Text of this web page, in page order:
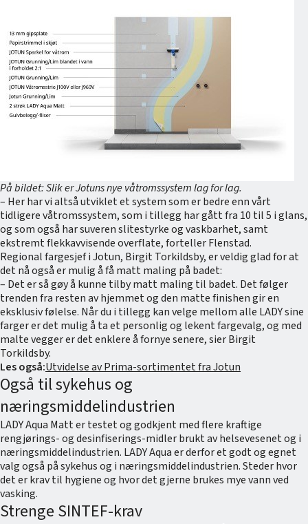
På bildet: Slik er Jotuns nye våtromssystem lag for lag.
– Her har vi altså utviklet et system som er bedre enn vårt
tidligere våtromssystem, som i tillegg har gått fra 10 til 5 i glans,
og som også har suveren slitestyrke og vaskbarhet, samt
ekstremt flekkavvisende overflate, forteller Flenstad.
Regional fargesjef i Jotun, Birgit Torkildsby, er veldig glad for at
det nå også er mulig å få matt maling på badet:
– Det er så gøy å kunne tilby matt maling til badet. Det følger
trenden fra resten av hjemmet og den matte finishen gir en
eksklusiv følelse. Når du i tillegg kan velge mellom alle LADY sine
farger er det mulig å ta et personlig og lekent fargevalg, og med
malte vegger er det enklere å fornye senere, sier Birgit
Torkildsby.
Les også:Utvidelse av Prima-sortimentet fra Jotun
Også til sykehus og
næringsmiddelindustrien
LADY Aqua Matt er testet og godkjent med flere kraftige
rengjørings- og desinfiserings-midler brukt av helsevesenet og i
næringsmiddelindustrien. LADY Aqua er derfor et godt og egnet
valg også på sykehus og i næringsmiddelindustrien. Steder hvor
det er krav til hygiene og hvor det gjerne brukes mye vann ved
vasking.
Strenge SINTEF-krav